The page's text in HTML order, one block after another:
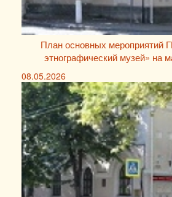
План основных мероприятий
этнографический музей» на
08.05.2026